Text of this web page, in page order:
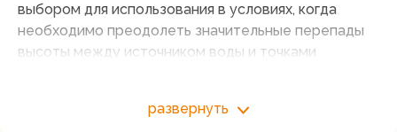
выбором для использования в условиях, когда
необходимо преодолеть значительные перепады
высоты между источником воды и точками
Насос способен эффективно поднимать воду с
развернуть